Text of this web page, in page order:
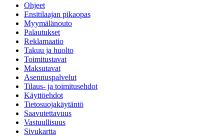
Ohjeet
Ensitilaajan pikaopas
Myymälänouto
Palautukset
Reklamaatio
Takuu ja huolto
Toimitustavat
Maksutavat
Asennuspalvelut
Tilaus- ja toimitusehdot
Käyttöehdot
Tietosuojakäytäntö
Saavutettavuus
Vastuullisuus
Sivukartta